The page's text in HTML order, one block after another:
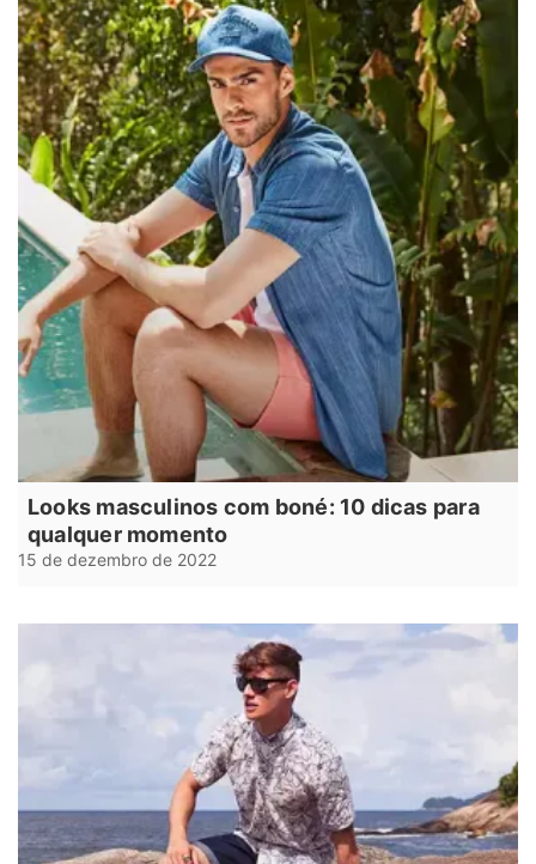
Looks masculinos com boné: 10 dicas para
qualquer momento
15 de dezembro de 2022